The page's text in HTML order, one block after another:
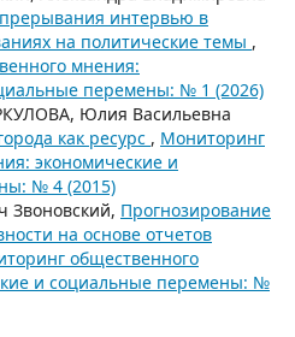
интервью в
на политические темы ,
мнения:
перемены: № 1 (2026)
Юлия Васильевна
как ресурс , Мониторинг
экономические и
№ 4 (2015)
Звоновский, Прогнозирование
на основе отчетов
общественного
и социальные перемены: №